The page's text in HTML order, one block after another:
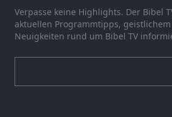
Verpasse keine Highlights. Der Bibel
aktuellen Programmtipps,
Neuigkeiten rund um Bibel TV